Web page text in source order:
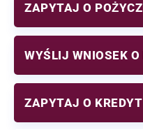
ZAPYTAJ O
WYŚLIJ WNIOSEK
ZAPYTAJ O